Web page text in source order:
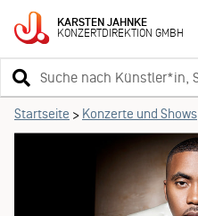
KARSTENJAHNKE
KONZERTDIREKTIONGMBH
Suchbegriff
eingeben
Startseite > Konzerte und Shows